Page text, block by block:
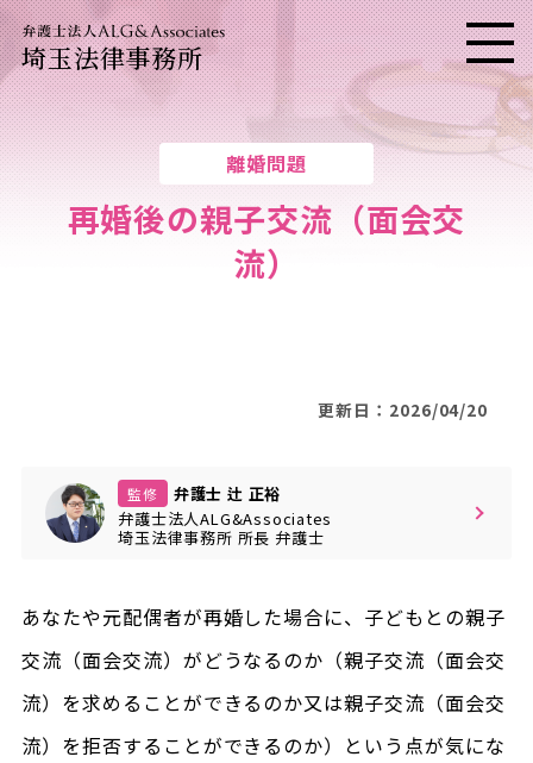
埼玉法律事務所 メニ
離婚問題
再婚後の親子交流（面会交
流）
更新日：2026/04/20
監修
弁護士 辻 正裕
弁護士法人ALG&Associates
埼玉法律事務所 所長 弁護士
あなたや元配偶者が再婚した場合に、子どもとの親子
交流（面会交流）がどうなるのか（親子交流（面会交
流）を求めることができるのか又は親子交流（面会交
流）を拒否することができるのか）という点が気にな